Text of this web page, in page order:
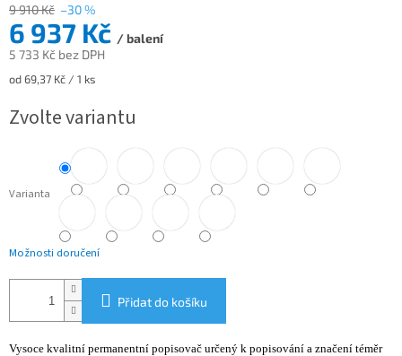
9 910 Kč –30 %
6 937 Kč / balení
5 733 Kč bez DPH
Měrná
od 69,37 Kč / 1 ks
Zvolte variantu
Varianta
Možnosti doručení
Přidat do košíku
Vysoce kvalitní permanentní popisovač určený k popisování a značení téměr